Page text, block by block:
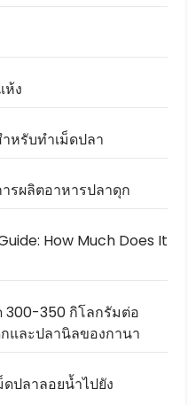
ห้ง
หรับทำเม็ดปลา
รผลิตอาหารปลาดุก
How Much Does It
300-350 กิโลกรัมต่อ
และปลานิลของกานา
ปลาลอยน้ำไปยัง